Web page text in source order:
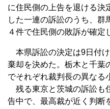
に住民側の上告を退ける決
した一連の訴訟のうち、群
４件で住民側の敗訴が確定
本県訴訟の決定は9日付
棄却を決めた。栃木と千葉
でそれぞれ裁判長の異なる
残る東京と茨城の訴訟も
告中で、最高裁が近く判断